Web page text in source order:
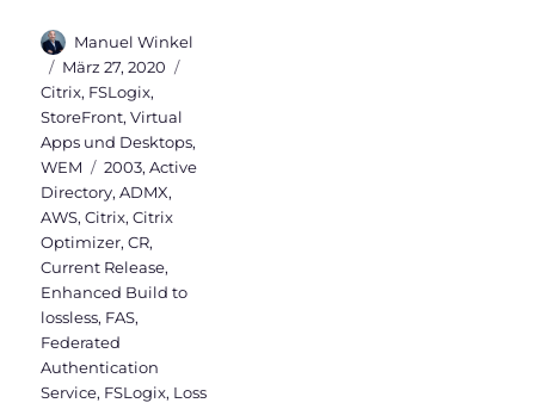
Autor
Manuel Winkel
Veröffentlicht
am
März 27, 2020
Citrix, FSLogix,
StoreFront,Virtual
Apps und Desktops,
WEM
Schlagwörter
2003,Active
Directory,ADMX,
AWS,Citrix,Citrix
Optimizer,CR,
Current Release,
Enhanced Build to
lossless, FAS,
Federated
Authentication
Service, FSLogix, Loss